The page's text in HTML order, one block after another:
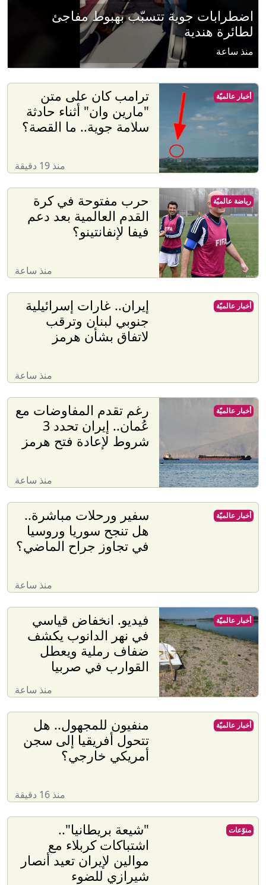
اضطرابات جوية تتسبّب بهبوط مفاجئ
لطائرة هندية
منذ ساعة
ترامب كان على متن
"مارين وان" أثناء حادثة
سلامة جوية.. ما القصة؟
منذ 19 دقيقة
أخبار عالميّة
حرب مفتوحة في كرة
القدم العالمية بعد دعم
فيفا لإنفانتينو؟
منذ ساعة
رياضة عالميّة
إيران.. غارات إسرائيلية
جنوبي لبنان وترقب
لاتفاق بشأن هرمز
منذ ساعة
أخبار عالميّة
رغم تقدم المفاوضات مع
عُمان.. إيران تحدد 3
شروط لإعادة فتح هرمز
منذ ساعة
أخبار عالميّة
سفير ورحلات مباشرة..
هل تنجح سوريا وروسيا
في تجاوز جراح الماضي؟
منذ ساعة
أخبار عالميّة
فيديو. انخفاض قياسي
في نهر الدانوب يكشف
ضفاف رملية ويعطل
القوارب في صربيا
منذ ساعة
أخبار عالميّة
منفيون للمجهول.. هل
تتحول أفريقيا إلى سجن
أمريكي خارجي؟
منذ 16 دقيقة
أخبار عالميّة
"شيعة بريطانيا"..
اشتباكات كربلاء مع
موالين لإيران تعيد أنصار
شيرازي للضوء
منوّعات